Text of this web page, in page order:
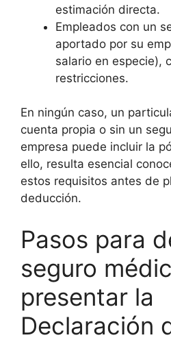
estimación directa.
Empleados con un
aportado por su
salario en especie),
restricciones.
En ningún caso, un
cuenta propia o sin un
empresa puede incluir la
ello, resulta esencial
estos requisitos antes de
deducción.
Pasos para
seguro
presentar la
Declaración